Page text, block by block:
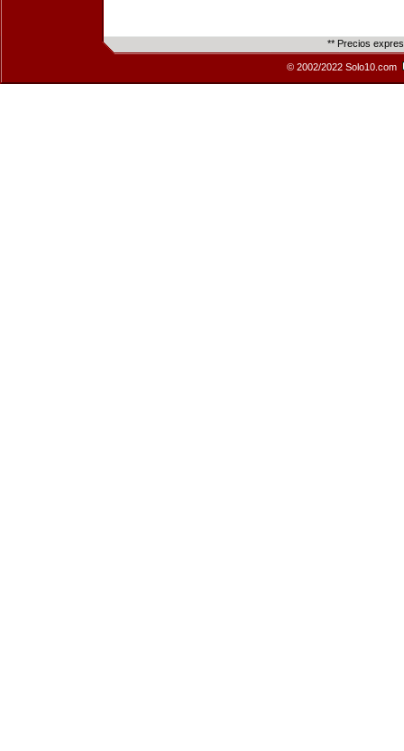
** Precios
© 2002/2022 Solo10.com